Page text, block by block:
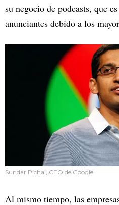
su negocio de podcasts, que
anunciantes debido a los
Sundar Pichai, CEO de Google
Al mismo tiempo, las